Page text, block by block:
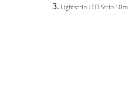
Lightstrip LED Strip 10m